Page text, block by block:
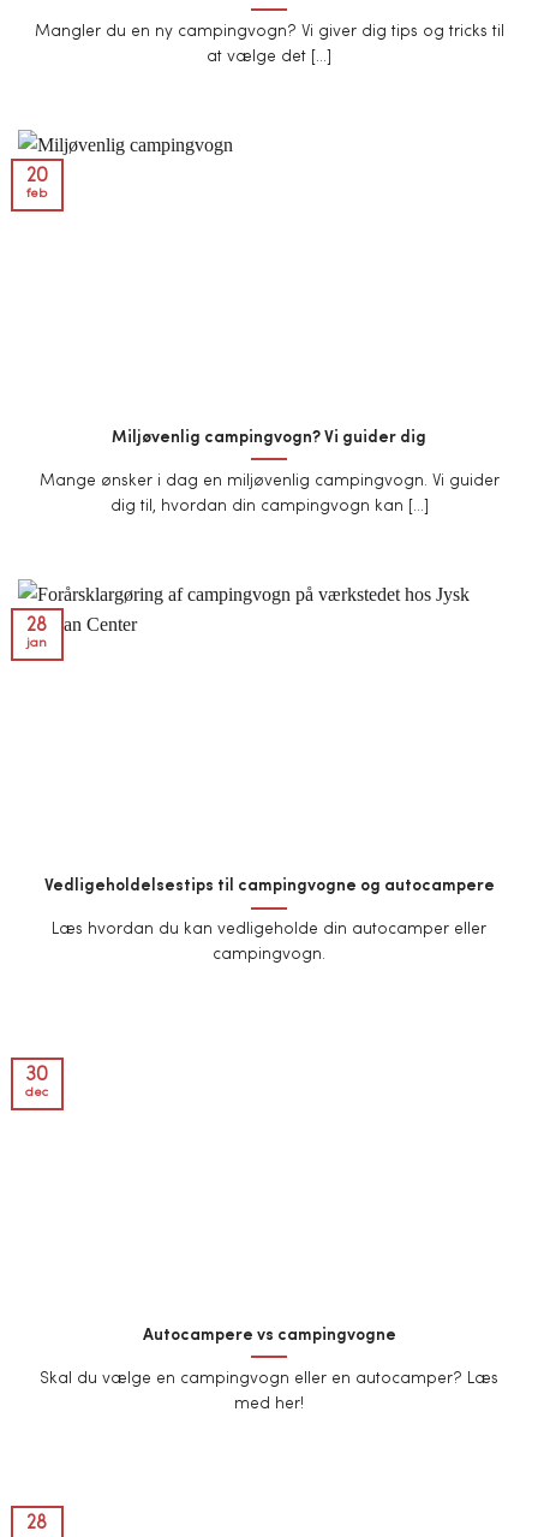
Mangler du en ny campingvogn? Vi giver dig tips og tricks til
at vælge det [...]
Miljøvenlig campingvogn? Vi guider dig
Mange ønsker i dag en miljøvenlig campingvogn. Vi guider
dig til, hvordan din campingvogn kan [...]
20
feb
Vedligeholdelsestips til campingvogne og autocampere
Læs hvordan du kan vedligeholde din autocamper eller
campingvogn.
28
jan
Autocampere vs campingvogne
Skal du vælge en campingvogn eller en autocamper? Læs
med her!
30
dec
28